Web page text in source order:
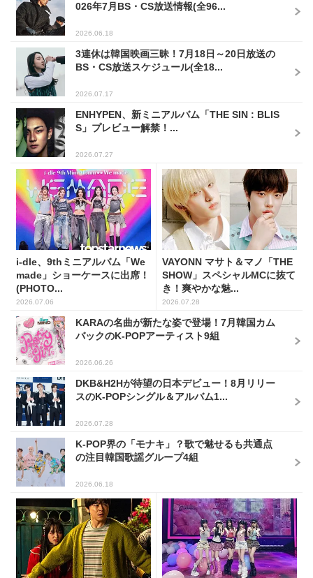
026年7月BS・CS放送情報(全96...
2026.06.18
3連休は韓国映画三昧！7月18日～20日放送の
BS・CS放送スケジュール(全18...
2026.07.17
ENHYPEN、新ミニアルバム「THE SIN : BLIS
S」プレビュー解禁！...
2026.07.27
i-dle、9thミニアルバム「We
made」ショーケースに出席！
(PHOTO...
2026.07.06
VAYONN マサト＆マノ「THE
SHOW」スペシャルMCに抜て
き！爽やかな魅...
2026.07.28
KARAの名曲が新たな姿で登場！7月韓国カム
バックのK-POPアーティスト9組
2026.06.26
DKB&H2Hが待望の日本デビュー！8月リリー
スのK-POPシングル＆アルバム1...
2026.07.28
K-POP界の「モナキ」？歌で魅せるも共通点
の注目韓国歌謡グループ4組
2026.06.18